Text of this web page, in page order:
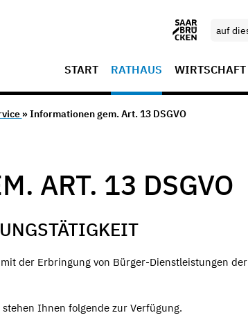
START RATHAUS WIRTSCHAFT
» Informationen gem. Art. 13 DSGVO
ART. 13 DSGVO
der Erbringung von Bürger-Dienstleistungen der
Ihnen folgende zur Verfügung.